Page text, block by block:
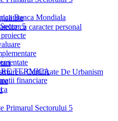
Banca Mondiala
5
TERMICA
financiare
cu caracter personal
– Certificate De Urbanism
Primarul Sectorului 5